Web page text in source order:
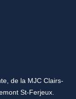
de la MJC Clairs-
St-Ferjeux.